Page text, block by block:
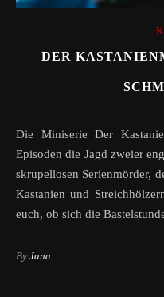
DER
Die Miniserie Der Kastanienmann zeigt in sechs knackigen
Episoden die Jagd zweier
skrupellosen Serienmörder,
Kastanien und
euch, ob sich die
By Jana